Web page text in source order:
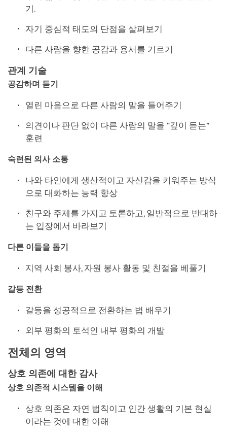
기.
자기 중심적 태도의 단점을 살펴보기
다른 사람을 향한 공감과 용서를 기르기
관계 기술
공감하며 듣기
열린 마음으로 다른 사람의 말을 들어주기
의견이나 판단 없이 다른 사람의 말을 “깊이 듣는”
훈련
숙련된 의사 소통
나와 타인에게 생산적이고 자신감을 키워주는 방식
으로 대화하는 능력 향상
친구와 주제를 가지고 토론하고, 일반적으로 반대하
는 입장에서 바라보기
다른 이들을 돕기
지역 사회 봉사, 자원 봉사 활동 및 친절을 베풀기
갈등 전환
갈등을 성공적으로 전환하는 법 배우기
외부 평화의 토석인 내부 평화의 개발
전체의 영역
상호 의존에 대한 감사
상호 의존적 시스템을 이해
상호 의존은 자연 법칙이고 인간 생활의 기본 현실
이라는 것에 대한 이해